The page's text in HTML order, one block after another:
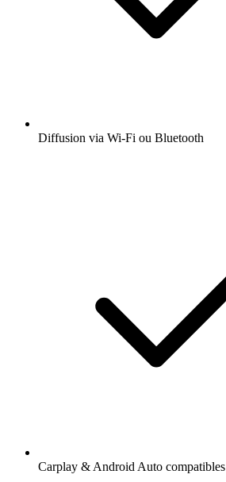
Diffusion via Wi-Fi ou Bluetooth
Carplay & Android Auto compatibles